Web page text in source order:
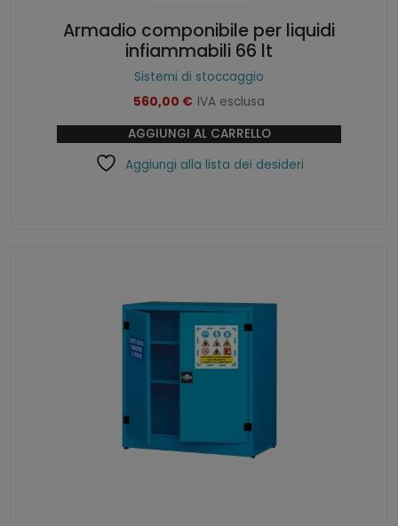
Armadio componibile per liquidi
infiammabili 66 lt
Sistemi di stoccaggio
560,00 € IVA esclusa
AGGIUNGI AL CARRELLO
Aggiungi alla lista dei desideri